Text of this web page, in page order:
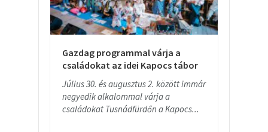
Gazdag programmal várja a
családokat az idei Kapocs tábor
Július 30. és augusztus 2. között immár
negyedik alkalommal várja a
családokat Tusnádfürdőn a Kapocs...